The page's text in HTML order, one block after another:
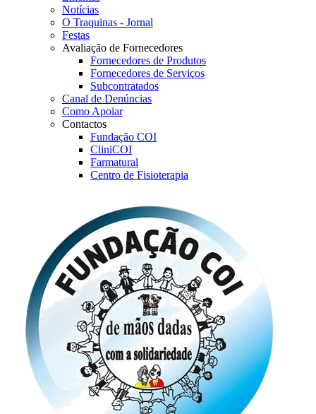
Notícias
O Traquinas - Jornal
Festas
Avaliação de Fornecedores
Fornecedores de Produtos
Fornecedores de Serviços
Subcontratados
Canal de Denúncias
Como Apoiar
Contactos
Fundação COI
CliniCOI
Farmatural
Centro de Fisioterapia